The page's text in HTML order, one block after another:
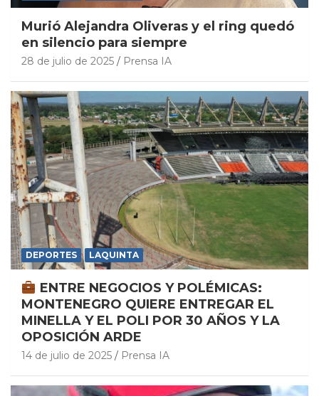
Murió Alejandra Oliveras y el ring quedó
en silencio para siempre
28 de julio de 2025 Prensa IA
DEPORTES LAQUINTA
ENTRE NEGOCIOS Y POLÉMICAS:
MONTENEGRO QUIERE ENTREGAR EL
MINELLA Y EL POLI POR 30 AÑOS Y LA
OPOSICIÓN ARDE
14 de julio de 2025 Prensa IA